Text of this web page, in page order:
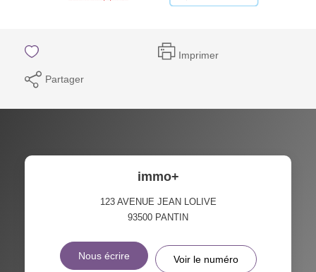
Imprimer
Partager
immo+
123 AVENUE JEAN LOLIVE
93500 PANTIN
Nous écrire Voir le numéro